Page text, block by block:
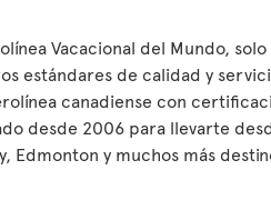
Vacacional del Mundo,
estándares de calidad y
canadiense con
desde 2006 para llevarte
Edmonton y muchos más